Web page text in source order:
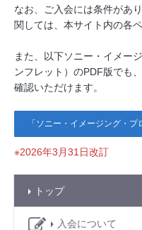
なお、ご入会には条件があ
関しては、本サイト内の各
また、以下ソニー・イメー
ンフレット）のPDF版でも
確認いただけます。
「ソニー・イメージング・プ
※2026年3月31日改訂
トップ
入会について